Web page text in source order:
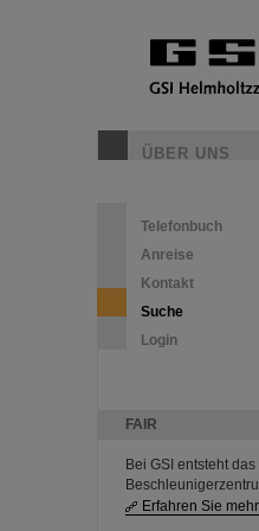
ÜBER UNS
Telefonbuch
Anreise
Kontakt
Suche
Login
FAIR
Bei GSI entsteht das
Erfahren Sie